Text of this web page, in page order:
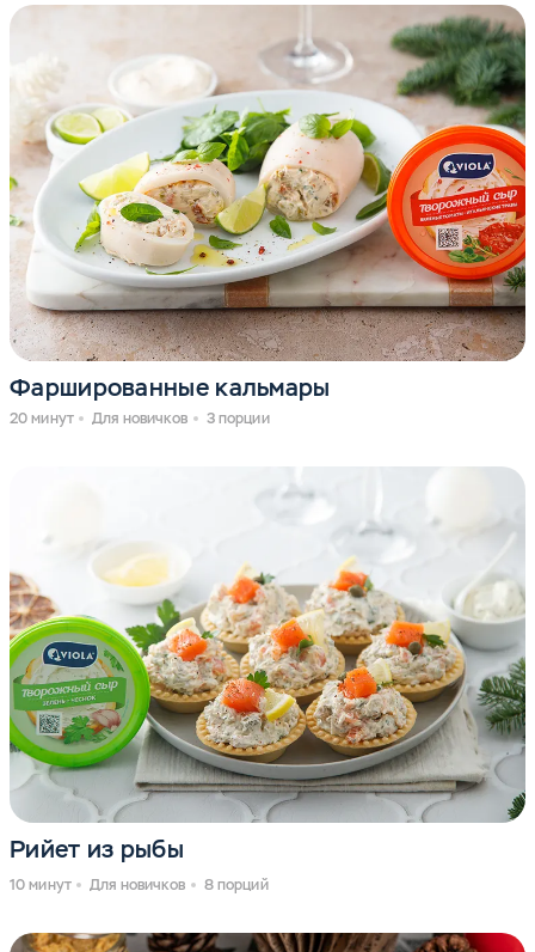
Фаршированные кальмары
20 минут Для новичков 3 порции
Рийет из рыбы
10 минут Для новичков 8 порций